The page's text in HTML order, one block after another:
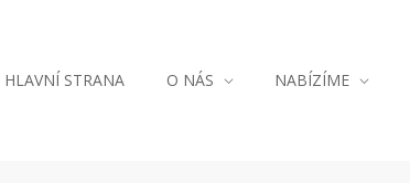
HLAVNÍ STRANA O NÁS NABÍZÍME